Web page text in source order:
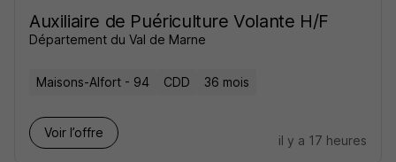
Auxiliaire de Puériculture Volante H/F
Département du Val de Marne
Maisons-Alfort - 94 CDD 36 mois
Voir l’offre
il y a 17 heures